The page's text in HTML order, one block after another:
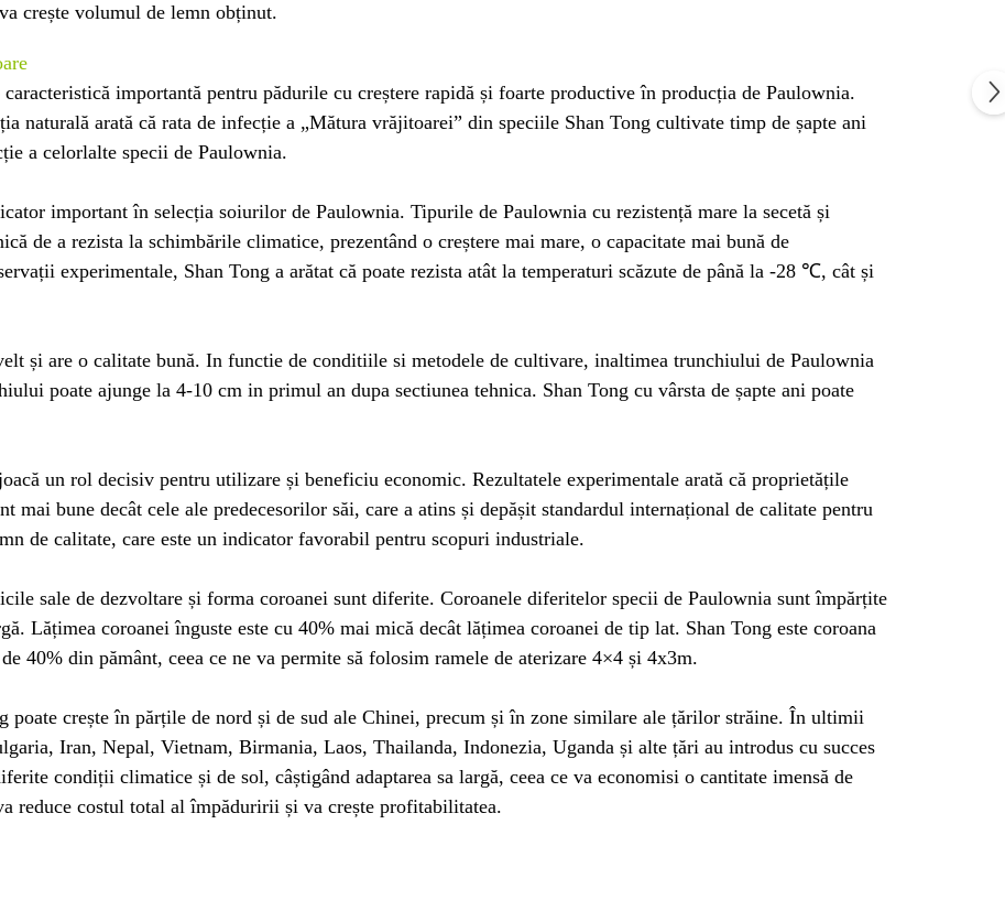
crește volumul de lemn obținut.
importantă pentru pădurile cu creștere rapidă și foarte productive în producția de Paulownia.
naturală arată că rata de infecție a „Mătura vrăjitoarei” din speciile Shan Tong cultivate timp de șapte ani
a celorlalte specii de Paulownia.
important în selecția soiurilor de Paulownia. Tipurile de Paulownia cu rezistență mare la secetă și
de a rezista la schimbările climatice, prezentând o creștere mai mare, o capacitate mai bună de
experimentale, Shan Tong a arătat că poate rezista atât la temperaturi scăzute de până la -28 ℃, cât și
și are o calitate bună. In functie de conditiile si metodele de cultivare, inaltimea trunchiului de Paulownia
poate ajunge la 4-10 cm in primul an dupa sectiunea tehnica. Shan Tong cu vârsta de șapte ani poate
un rol decisiv pentru utilizare și beneficiu economic. Rezultatele experimentale arată că proprietățile
mai bune decât cele ale predecesorilor săi, care a atins și depășit standardul internațional de calitate pentru
de calitate, care este un indicator favorabil pentru scopuri industriale.
sale de dezvoltare și forma coroanei sunt diferite. Coroanele diferitelor specii de Paulownia sunt împărțite
Lățimea coroanei înguste este cu 40% mai mică decât lățimea coroanei de tip lat. Shan Tong este coroana
40% din pământ, ceea ce ne va permite să folosim ramele de aterizare 4×4 și 4x3m.
poate crește în părțile de nord și de sud ale Chinei, precum și în zone similare ale țărilor străine. În ultimii
Iran, Nepal, Vietnam, Birmania, Laos, Thailanda, Indonezia, Uganda și alte țări au introdus cu succes
condiții climatice și de sol, câștigând adaptarea sa largă, ceea ce va economisi o cantitate imensă de
reduce costul total al împăduririi și va crește profitabilitatea.